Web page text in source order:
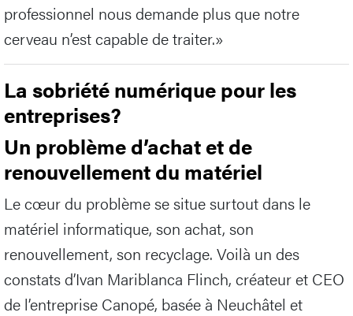
professionnel nous demande plus que notre
cerveau n’est capable de traiter.»
La sobriété numérique pour les
entreprises?
Un problème d’achat et de
renouvellement du matériel
Le cœur du problème se situe surtout dans le
matériel informatique, son achat, son
renouvellement, son recyclage. Voilà un des
constats d’Ivan Mariblanca Flinch, créateur et CEO
de l’entreprise Canopé, basée à Neuchâtel et